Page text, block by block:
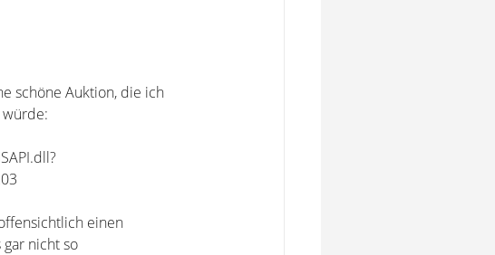
schöne Auktion, die ich
würde:
einen
nicht so